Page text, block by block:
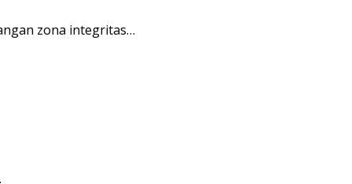
zona integritas…